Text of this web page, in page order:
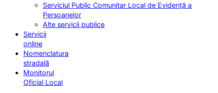
Serviciul Public Comunitar Local de Evidență a
Persoanelor
Alte servicii publice
Servicii
online
Nomenclatura
stradală
Monitorul
Oficial Local